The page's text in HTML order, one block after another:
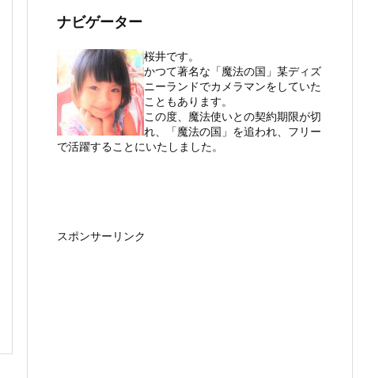
ナビゲーター
桜井です。
かつて著名な「魔法の国」某ディズ
ニーランドでカメラマンをしていた
こともあります。
この度、魔法使いとの契約期限が切
れ、「魔法の国」を追われ、フリー
で活躍することにいたしました。
スポンサーリンク